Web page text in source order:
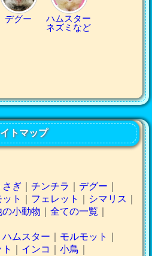
デグー
ハムスター
ネズミなど
トマップ
さぎ チンチラ デグー
ト フェレット シマリス
の小動物 全ての一覧
ハムスター モルモット
インコ 小鳥